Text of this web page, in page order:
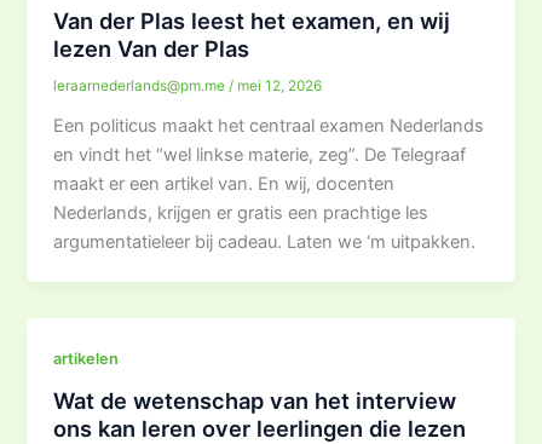
Van der Plas leest het examen, en wij
lezen Van der Plas
leraarnederlands@pm.me / mei 12, 2026
Een politicus maakt het centraal examen Nederlands
en vindt het “wel linkse materie, zeg”. De Telegraaf
maakt er een artikel van. En wij, docenten
Nederlands, krijgen er gratis een prachtige les
argumentatieleer bij cadeau. Laten we ‘m uitpakken.
artikelen
Wat de wetenschap van het interview
ons kan leren over leerlingen die lezen